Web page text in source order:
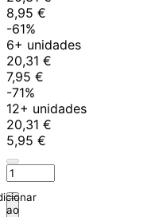
8,95 €
-61%
6+ unidades
20,31 €
7,95 €
-71%
12+ unidades
20,31 €
5,95 €
ao